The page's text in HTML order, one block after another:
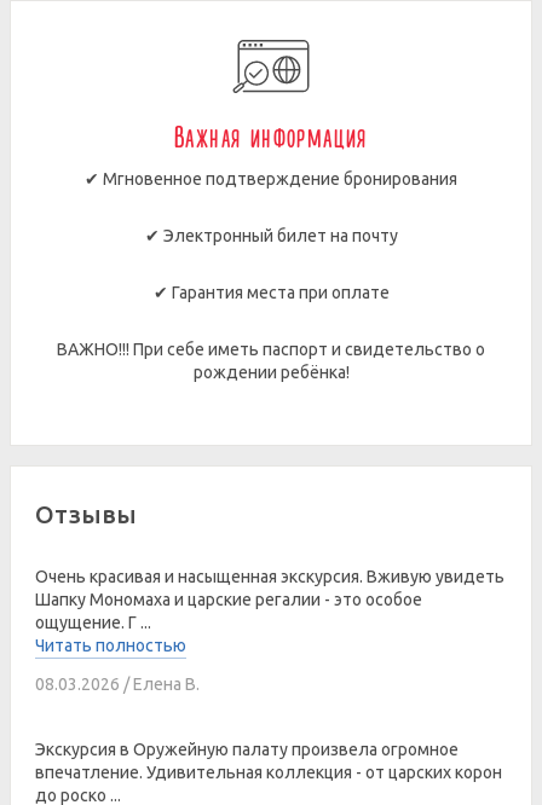
Важная информация
✔ Мгновенное подтверждение бронирования
✔ Электронный билет на почту
✔ Гарантия места при оплате
ВАЖНО!!! При себе иметь паспорт и свидетельство о
рождении ребёнка!
Отзывы
Очень красивая и насыщенная экскурсия. Вживую увидеть
Шапку Мономаха и царские регалии - это особое
ощущение. Г ...
Читать полностью
08.03.2026 / Елена В.
Экскурсия в Оружейную палату произвела огромное
впечатление. Удивительная коллекция - от царских корон
до роско ...